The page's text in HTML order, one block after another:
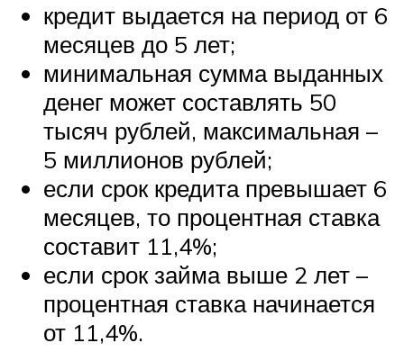
кредит выдается на период от 6
месяцев до 5 лет;
минимальная сумма выданных
денег может составлять 50
тысяч рублей, максимальная –
5 миллионов рублей;
если срок кредита превышает 6
месяцев, то процентная ставка
составит 11,4%;
если срок займа выше 2 лет –
процентная ставка начинается
от 11,4%.